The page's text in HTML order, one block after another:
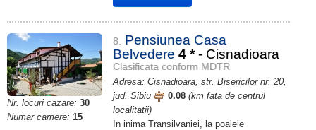
Nr. locuri cazare: 30
Numar camere: 15
8.
Pensiunea Casa
Belvedere 4 * - Cisnadioara
Clasificata conform MDTR
Adresa: Cisnadioara, str. Bisericilor nr. 20,
jud. Sibiu
0.08 (km fata de centrul
localitatii)
In inima Transilvaniei, la poalele